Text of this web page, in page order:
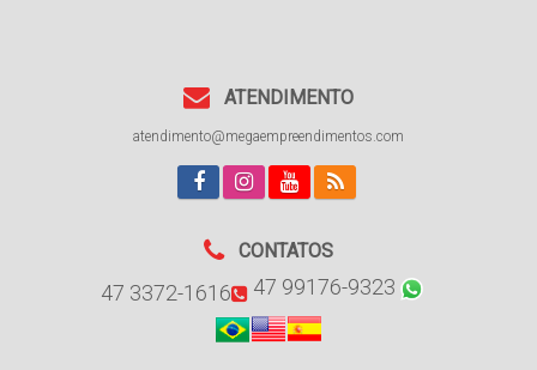
ATENDIMENTO
atendimento@megaempreendimentos.com
CONTATOS
47 3372-1616 47 99176-9323